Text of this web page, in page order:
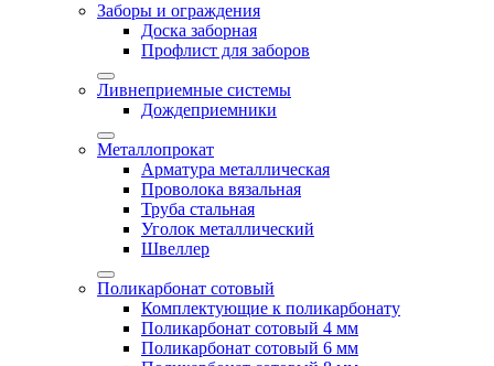
Заборы и ограждения
Доска заборная
Профлист для заборов
Ливнеприемные системы
Дождеприемники
Металлопрокат
Арматура металлическая
Проволока вязальная
Труба стальная
Уголок металлический
Швеллер
Поликарбонат сотовый
Комплектующие к поликарбонату
Поликарбонат сотовый 4 мм
Поликарбонат сотовый 6 мм